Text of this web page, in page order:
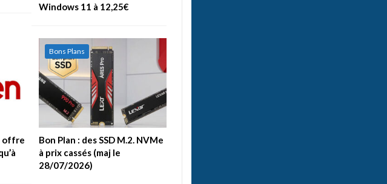
Windows 11 à 12,25€
offre
Bons Plans
Bon Plan : des SSD M.2. NVMe
à prix cassés (maj le
28/07/2026)